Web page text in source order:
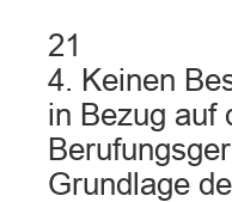
21
4. Keinen
in Bezug auf
Grundlage